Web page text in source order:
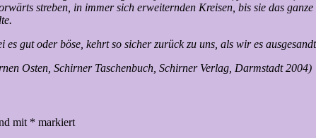
streben, in immer sich erweiternden Kreisen, bis sie das
gut oder böse, kehrt so sicher zurück zu uns, als wir es
Osten, Schirner Taschenbuch, Schirner Verlag, Darmstadt 2004)
mit * markiert